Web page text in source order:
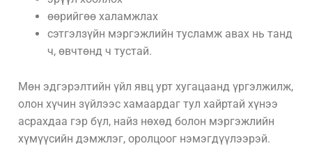
өөрийгөө халамжлах
сэтгэлзүйн мэргэжлийн тусламж авах нь танд
ч, өвчтөнд ч тустай.
Мөн эдгэрэлтийн үйл явц урт хугацаанд үргэлжилж,
олон хүчин зүйлээс хамаардаг тул хайртай хүнээ
асрахдаа гэр бүл, найз нөхөд болон мэргэжлийн
хүмүүсийн дэмжлэг, оролцоог нэмэгдүүлээрэй.